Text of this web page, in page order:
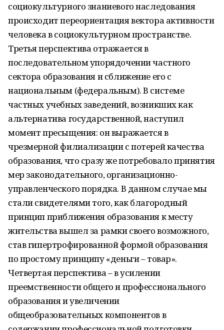
социокультурного знаниевого наследования
происходит переориентация вектора активности
человека в социокультурном пространстве.
Третья перспектива отражается в
последовательном упорядочении частного
сектора образования и сближение его с
национальным (федеральным). В системе
частных учебных заведений, возникших как
альтернатива государственной, наступил
момент пресыщения: он выражается в
чрезмерной филиализации с потерей качества
образования, что сразу же потребовало принятия
мер законодательного, организационно-
управленческого порядка. В данном случае мы
стали свидетелями того, как благородный
принцип приближения образования к месту
жительства вышел за рамки своего возможного,
став гипертрофированной формой образования
по простому принципу «деньги – товар».
Четвертая перспектива – в усилении
преемственности общего и профессионального
образования и увеличении
общеобразовательных компонентов в